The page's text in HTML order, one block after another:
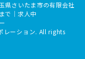
県さいたま市の有限会社
で｜求人中
レーション. All rights